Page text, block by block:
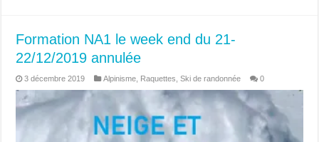
Formation NA1 le week end du 21-
22/12/2019 annulée
3 décembre 2019 Alpinisme Raquettes ,Ski de randonnée 0